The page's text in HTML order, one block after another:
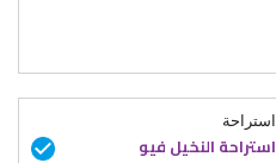
استراحة
استراحة النخيل فيو